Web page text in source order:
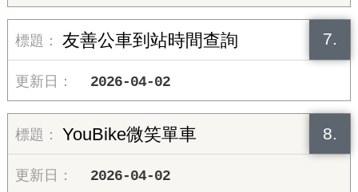
7.
友善公車到站時間查詢
2026-04-02
8.
YouBike微笑單車
2026-04-02